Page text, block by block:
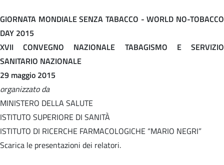
GIORNATA MONDIALE SENZA TABACCO - WORLD NO-TOBACCO
DAY 2015
XVII CONVEGNO NAZIONALE TABAGISMO E SERVIZIO
SANITARIO NAZIONALE
29 maggio 2015
organizzato da
MINISTERO DELLA SALUTE
ISTITUTO SUPERIORE DI SANITÀ
ISTITUTO DI RICERCHE FARMACOLOGICHE “MARIO NEGRI”
Scarica le presentazioni dei relatori.